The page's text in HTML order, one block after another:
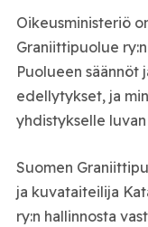
Oikeusministeriö
Graniittipuolue
Puolueen säännöt
edellytykset, ja
yhdistykselle
Suomen
ja kuvataiteilija
ry:n hallinnosta